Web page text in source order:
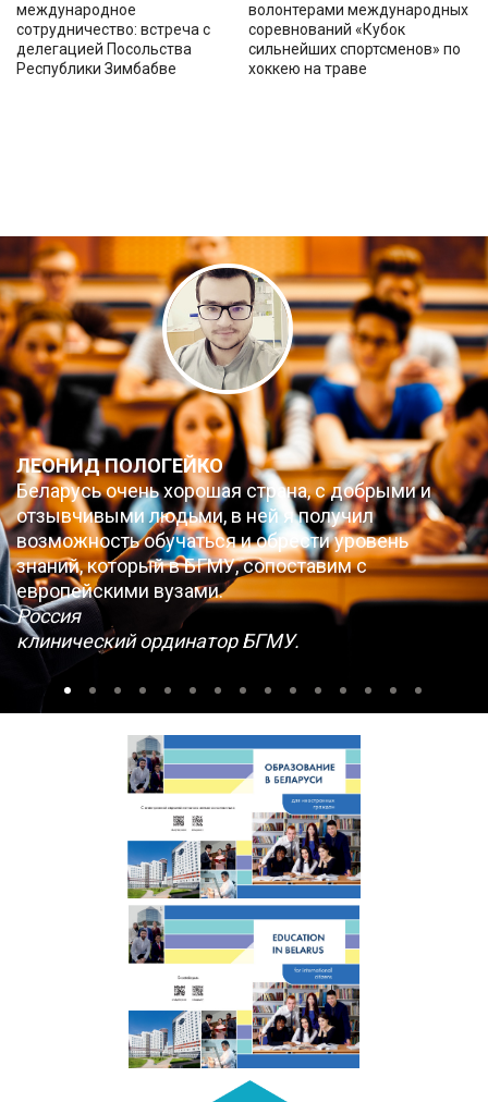
международное
сотрудничество: встреча с
делегацией Посольства
Республики Зимбабве
волонтерами международных
соревнований «Кубок
сильнейших спортсменов» по
хоккею на траве
ЛЕОНИД ПОЛОГЕЙКО
Беларусь очень хорошая страна, с добрыми и
отзывчивыми людьми, в ней я получил
возможность обучаться и обрести уровень
знаний, который в БГМУ, сопоставим с
европейскими вузами.
Россия
клинический ординатор БГМУ.